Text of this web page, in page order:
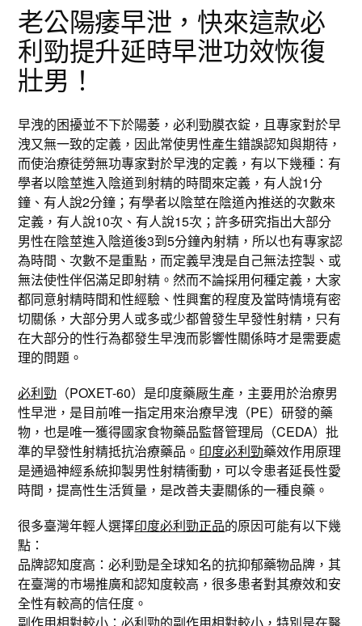
老公陽痿早泄，快來這款必
利勁提升延時早泄功效恢復
壯男！
早洩的困擾並不下於陽萎，必利勁膜衣錠，且專家對於早
洩又無一致的定義，因此常使男性產生錯誤認知與期待，
而使治療徒勞無功專家對於早洩的定義，有以下幾種：有
學者以陰莖進入陰道到射精的時間來定義，有人說1分
鐘、有人說2分鐘；有學者以陰莖在陰道內推送的次數來
定義，有人說10次、有人說15次；許多研究指出大部分
男性在陰莖進入陰道後3到5分鐘內射精，所以也有專家認
為時間、次數不是重點，而定義早洩是自己無法控製、或
無法使性伴侶滿足即射精。然而不論採用何種定義，大家
都同意射精時間和性經驗、性興奮的程度及當時情境有密
切關係，大部分男人或多或少都曾發生早發性射精，只有
在大部分的性行為都發生早洩而影響性關係時才是需要處
理的問題。
必利勁 （POXET-60）是印度藥厰生產，主要用於治療男
性早泄，是目前唯一指定用來治療早洩（PE）研發的藥
物，也是唯一獲得國家食物藥品監督管理局（CEDA）批
準的早發性射精抵抗治療藥品。 印度必利勁藥效作用原理
是通過神經系統抑製男性射精衝動，可以令患者延長性愛
時間，提高性生活質量，是改善夫妻關係的一種良藥。
很多臺灣年輕人選擇印度必利勁正品的原因可能有以下幾
點：
品牌認知度高：必利勁是全球知名的抗抑郁藥物品牌，其
在臺灣的市場推廣和認知度較高，很多患者對其療效和安
全性有較高的信任度。